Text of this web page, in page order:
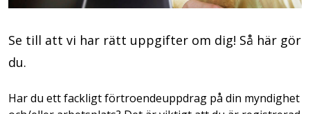
Se till att vi har rätt uppgifter om dig! Så här gör
du.
Har du ett fackligt förtroendeuppdrag på din myndighet